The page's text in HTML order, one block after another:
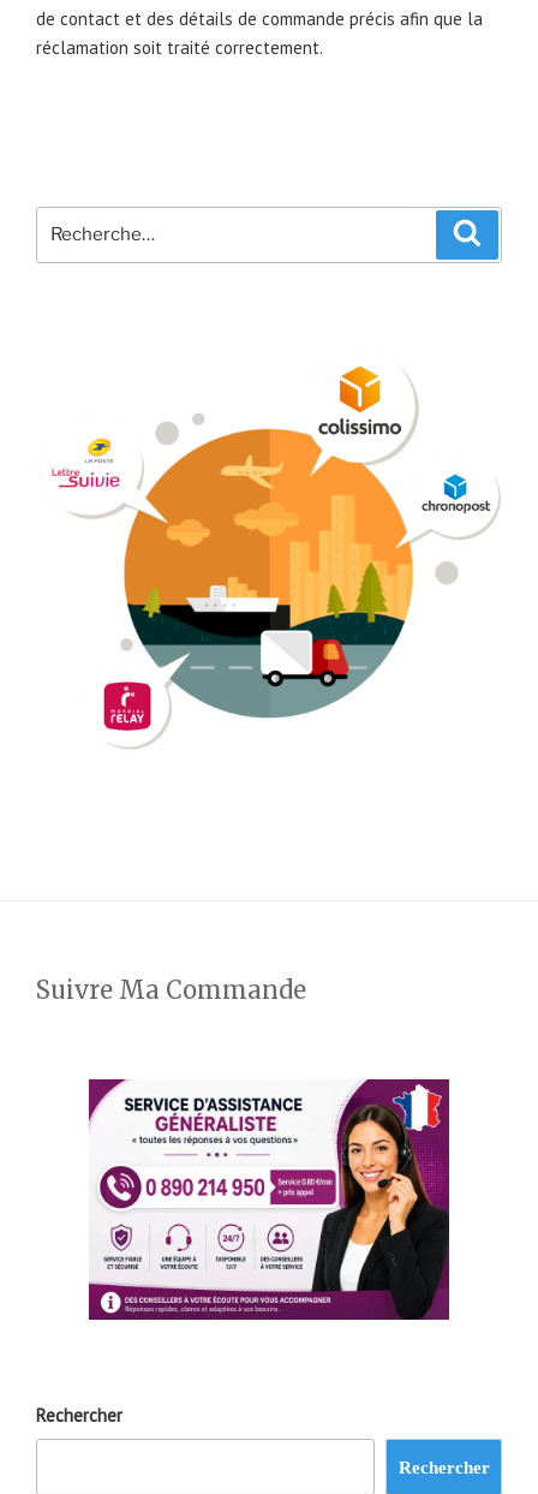
de contact et des détails de commande précis afin que la
réclamation soit traité correctement.
pour
Suivre Ma Commande
Rechercher
Rechercher